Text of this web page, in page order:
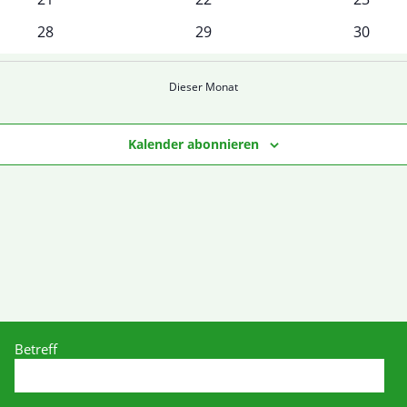
0
28
0
29
0
30
Dieser Monat
Kalender abonnieren
Betreff